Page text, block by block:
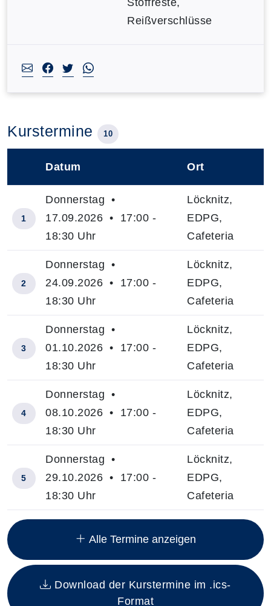
Reißverschlüsse
Kurstermine 10
Insgesamt gibt es 10 Termine zum diesen Kurs
Datum Ort
1
Donnerstag •
17.09.2026 • 17:00 -
18:30 Uhr
Löcknitz,
EDPG,
Cafeteria
2
Donnerstag •
24.09.2026 • 17:00 -
18:30 Uhr
Löcknitz,
EDPG,
Cafeteria
3
Donnerstag •
01.10.2026 • 17:00 -
18:30 Uhr
Löcknitz,
EDPG,
Cafeteria
4
Donnerstag •
08.10.2026 • 17:00 -
18:30 Uhr
Löcknitz,
EDPG,
Cafeteria
5
Donnerstag •
29.10.2026 • 17:00 -
18:30 Uhr
Löcknitz,
EDPG,
Cafeteria
Alle Termine anzeigen
Download der Kurstermine im .ics-
Format